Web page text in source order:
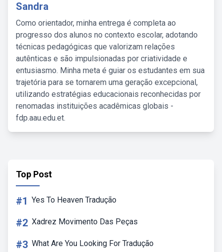
Sandra
Como orientador, minha entrega é completa ao
progresso dos alunos no contexto escolar, adotando
técnicas pedagógicas que valorizam relações
autênticas e são impulsionadas por criatividade e
entusiasmo. Minha meta é guiar os estudantes em sua
trajetória para se tornarem uma geração excepcional,
utilizando estratégias educacionais reconhecidas por
renomadas instituições acadêmicas globais -
fdp.aau.edu.et.
Top Post
#1 Yes To Heaven Tradução
#2 Xadrez Movimento Das Peças
#3 What Are You Looking For Tradução